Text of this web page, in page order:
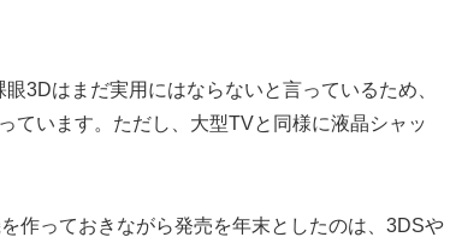
3Dはまだ実用にはならないと言っているため、
ています。ただし、大型TVと同様に液晶シャッ
作っておきながら発売を年末としたのは、3DSや